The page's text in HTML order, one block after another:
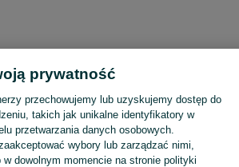
pomorskie Przyruda
Skorzystaj z największego serwisu ogłoszeniowego - Przyruda i okolice! Kupuj to, czego pragniesz i sprzedawaj to, czego już nie potrzebujesz! Zobacz
prywatność
przechowujemy lub uzyskujemy dostęp do
takich jak unikalne identyfikatory w
przetwarzania danych osobowych.
wybory lub zarządzać nimi,
w dowolnym momencie na stronie polityki